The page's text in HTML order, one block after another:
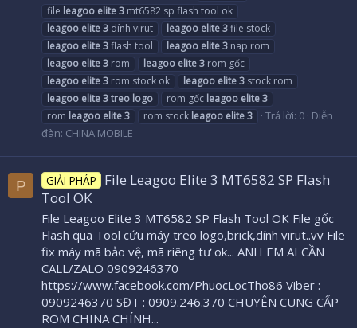
file leagoo elite3 mt6582 sp flash tool ok
leagoo elite3 dính virut leagoo elite3file stock
leagoo elite3flash tool leagoo elite3 nap rom
leagoo elite3 rom leagoo elite3 rom gốc
leagoo elite3 rom stock ok leagoo elite3 stock rom
leagoo elite3treo logo rom gốc leagoo elite3
rom leagoo elite3 rom stock leagoo elite3 Trả lời: 0 Diễn
đàn: CHINA MOBILE
P GIẢI PHÁP
File Leagoo Elite 3 MT6582 SP Flash
Tool OK
File Leagoo Elite 3 MT6582 SP Flash Tool OK File gốc
Flash qua Tool cứu máy treo logo,brick,dính virut..vv File
fix máy mã bảo vệ, mã riêng tư ok... ANH EM AI CẦN
CALL/ZALO 0909246370
https://www.facebook.com/PhuocLocTho86 Viber :
0909246370 SĐT : 0909.246.370 CHUYÊN CUNG CẤP
ROM CHINA CHÍNH...